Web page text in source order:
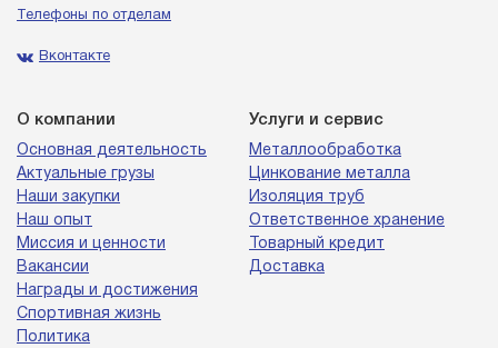
Телефоны по отделам
Вконтакте
О компании
Основная деятельность
Актуальные грузы
Наши закупки
Наш опыт
Миссия и ценности
Вакансии
Награды и достижения
Спортивная жизнь
Политика
Услуги и сервис
Металлообработка
Цинкование металла
Изоляция труб
Ответственное хранение
Товарный кредит
Доставка